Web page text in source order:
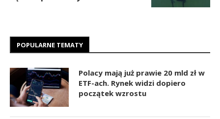
POPULARNE TEMATY
Polacy mają już prawie 20 mld zł w
ETF-ach. Rynek widzi dopiero
początek wzrostu